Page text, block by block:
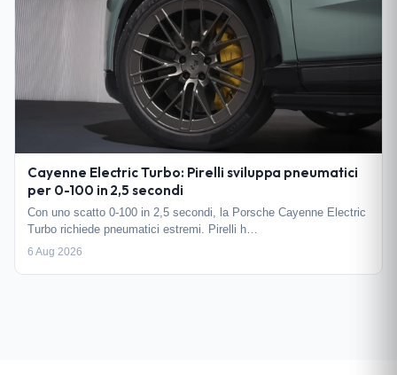
Cayenne Electric Turbo: Pirelli sviluppa pneumatici
per 0-100 in 2,5 secondi
Con uno scatto 0-100 in 2,5 secondi, la Porsche Cayenne Electric
Turbo richiede pneumatici estremi. Pirelli h…
6 Aug 2026